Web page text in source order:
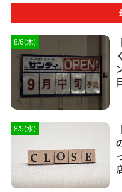
8/6(木)
8/5(水)